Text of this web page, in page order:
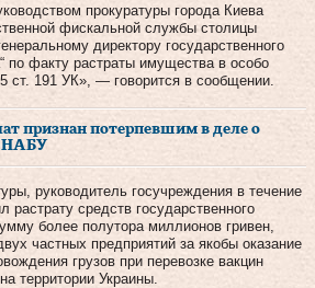
прокуратуры города Киева
фискальной службы столицы
директору государственного
по факту растраты имущества в особо
ст. 191 УК», — говорится в сообщении.
признан потерпевшим в деле о
НАБУ
руководитель госучреждения в течение
растрату средств государственного
более полутора миллионов гривен,
частных предприятий за якобы оказание
грузов при перевозке вакцин
территории Украины.